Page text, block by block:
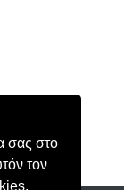
σας στο
τον